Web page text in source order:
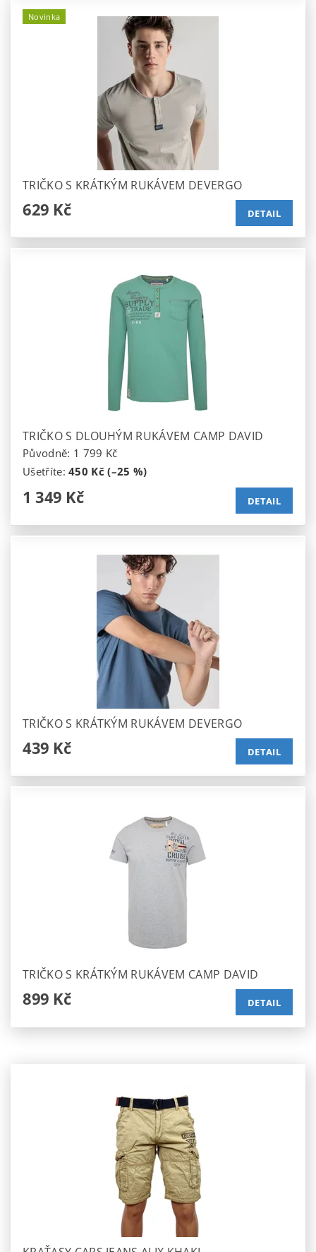
Novinka
TRIČKO S KRÁTKÝM RUKÁVEM DEVERGO
629 Kč DETAIL
TRIČKO S DLOUHÝM RUKÁVEM CAMP DAVID
Původně: 1 799 Kč
Ušetříte:450 Kč (–25 %)
1 349 Kč DETAIL
TRIČKO S KRÁTKÝM RUKÁVEM DEVERGO
439 Kč DETAIL
TRIČKO S KRÁTKÝM RUKÁVEM CAMP DAVID
899 Kč DETAIL